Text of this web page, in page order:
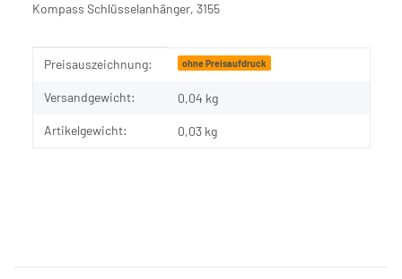
Kompass Schlüsselanhänger, 3155
Produkteigenschaft
Wert
Preisauszeichnung: ohne Preisaufdruck
Versandgewicht: 0,04 kg
Artikelgewicht: 0,03 kg